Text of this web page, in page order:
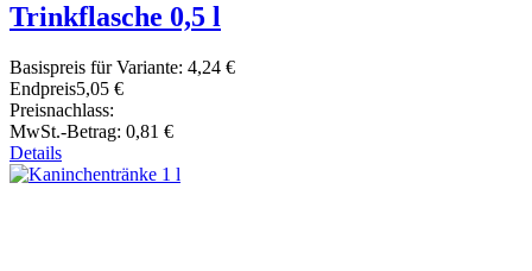
Trinkflasche 0,5 l
Basispreis für Variante: 4,24 €
Endpreis5,05 €
Preisnachlass:
MwSt.-Betrag: 0,81 €
Details